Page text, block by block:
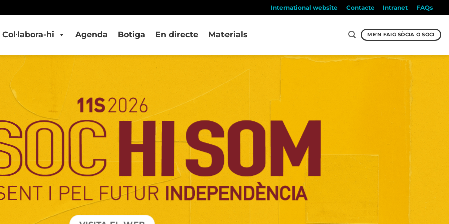
International website Contacte Intranet FAQs
Col·labora-hi Agenda Botiga En directe Materials ME'N FAIG SÒCIA O SOCI